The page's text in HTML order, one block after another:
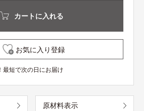
カートに入れる
お気に入り登録
短で次の日にお届け
原材料表示